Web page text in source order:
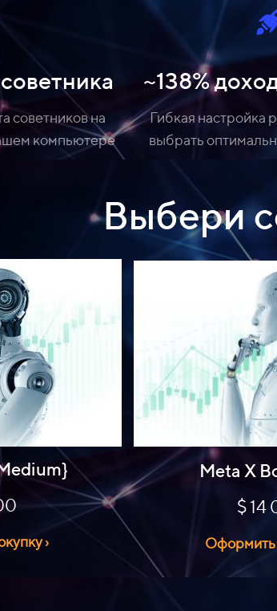
советников на
компьютере
~138%
Гибкая настройка
выбрать
Выбери
›
Meta X
$ 14
Оформить